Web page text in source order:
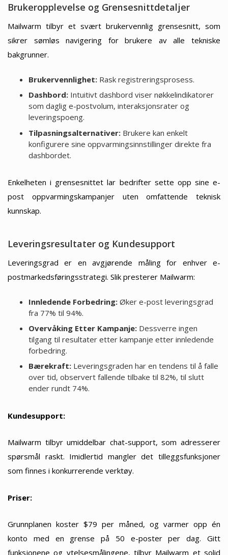
Brukeropplevelse og Grensesnittdetaljer
Mailwarm tilbyr et svært brukervennlig grensesnitt, som
sikrer sømløs navigering for brukere av alle tekniske
bakgrunner.
Brukervennlighet:Rask registreringsprosess.
Dashbord:Intuitivt dashbord viser nøkkelindikatorer
som daglig e-postvolum, interaksjonsrater og
leveringspoeng.
Tilpasningsalternativer:Brukere kan enkelt
konfigurere sine oppvarmingsinnstillinger direkte fra
dashbordet.
Enkelheten i grensesnittet lar bedrifter sette opp sine e-
post oppvarmingskampanjer uten omfattende teknisk
kunnskap.
Leveringsresultater og Kundesupport
Leveringsgrad er en avgjørende måling for enhver e-
postmarkedsføringsstrategi. Slik presterer Mailwarm:
Innledende Forbedring:Øker e-post leveringsgrad
fra 77% til 94%.
Overvåking Etter Kampanje:Dessverre ingen
tilgang til resultater etter kampanje etter innledende
forbedring.
Bærekraft:Leveringsgraden har en tendens til å falle
over tid, observert fallende tilbake til 82%, til slutt
ender rundt 74%.
Kundesupport:
Mailwarm tilbyr umiddelbar chat-support, som adresserer
spørsmål raskt. Imidlertid mangler det tilleggsfunksjoner
som finnes i konkurrerende verktøy.
Priser:
Grunnplanen koster $79 per måned, og varmer opp én
konto med en grense på 50 e-poster per dag. Gitt
funksjonene og ytelsesmålingene, tilbyr Mailwarm et solid